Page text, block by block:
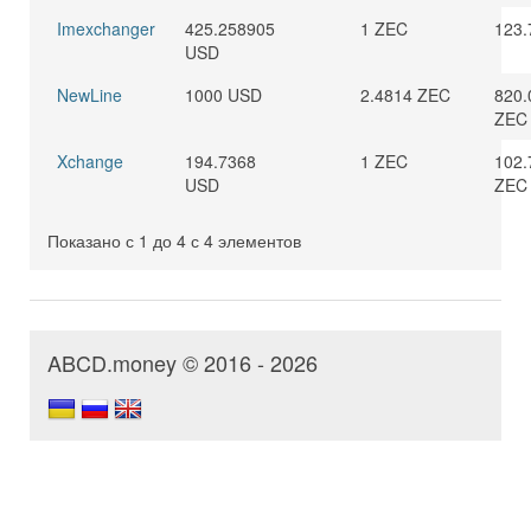
Imexchanger
425.258905
USD
1 ZEC
NewLine 1000 USD 2.4814 ZEC
ZEC
Xchange
194.7368
USD
1 ZEC
ZEC
Показано с 1 до 4 с 4 элементов
ABCD.money © 2016 - 2026